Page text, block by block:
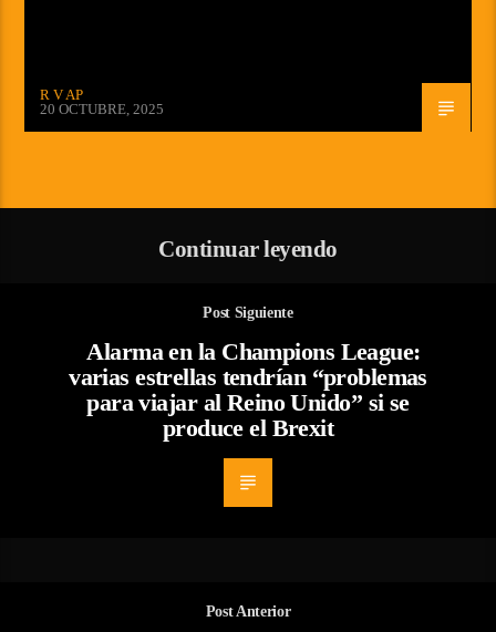
R V AP
20 OCTUBRE, 2025
Continuar leyendo
Post Siguiente
Alarma en la Champions League:
varias estrellas tendrían “problemas
para viajar al Reino Unido” si se
produce el Brexit
Post Anterior